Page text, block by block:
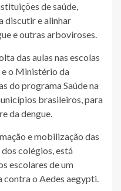
de saúde,
discutir e alinhar
e outras arboviroses.
das aulas nas escolas
o Ministério da
do programa Saúde na
brasileiros, para
da dengue.
e mobilização das
colégios, está
escolares de um
contra o Aedes aegypti.